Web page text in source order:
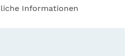
Informationen